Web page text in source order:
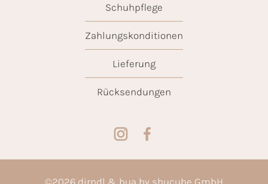
Schuhpflege
Zahlungskonditionen
Lieferung
Rücksendungen
©2026 dirndl & bua by shucube GmbH